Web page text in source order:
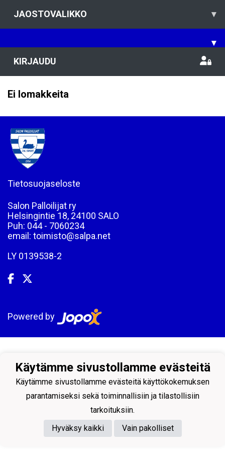
JAOSTOVALIKKO ▾
▾
KIRJAUDU
Ei lomakkeita
Tietosuojaseloste
Salon Palloilijat ry
Helsingintie 18, 24100 SALO
Puh: 044 - 7060234
email: toimisto@salpa.net
LY 0139538-2
Powered by
Käytämme sivustollamme evästeitä
Käytämme sivustollamme evästeitä käyttökokemuksen
parantamiseksi sekä toiminnallisiin ja tilastollisiin
tarkoituksiin.
Hyväksy kaikki
Vain pakolliset